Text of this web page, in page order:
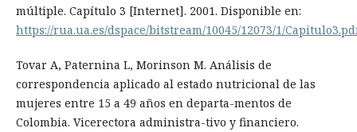
múltiple. Capítulo 3 [Internet]. 2001. Disponible en:
https://rua.ua.es/dspace/bitstream/10045/12073/1/
Tovar A, Paternina L, Morinson M. Análisis de
correspondencia aplicado al estado nutricional de las
mujeres entre 15 a 49 años en departa-mentos de
Colombia. Vicerectora administra-tivo y financiero.